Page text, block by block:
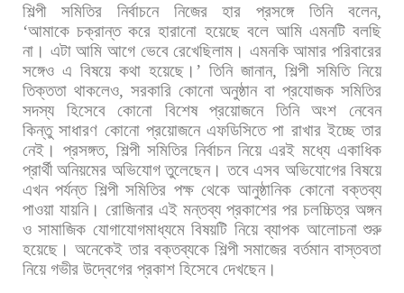
শিল্পী
সমিতির নির্বাচনে নিজের হার প্রসঙ্গে তিনি বলেন,
‘আমাকে চক্রান্ত করে হারানো হয়েছে বলে আমি এমনটি বলছি
না। এটা আমি আগে ভেবে রেখেছিলাম। এমনকি আমার পরিবারের
সঙ্গেও এ বিষয়ে কথা হয়েছে। ’ তিনি জানান, শিল্পী সমিতি নিয়ে
তিক্ততা থাকলেও, সরকারি কোনো অনুষ্ঠান বা প্রযোজক সমিতির
সদস্য
হিসেবে কোনো বিশেষ প্রয়োজনে তিনি অংশ
নেবেন
কিন্তু সাধারণ কোনো প্রয়োজনে এফডিসিতে পা রাখার ইচ্ছে তার
নেই। প্রসঙ্গত, শিল্পী সমিতির নির্বাচন নিয়ে এরই মধ্যে একাধিক
প্রার্থী অনিয়মের অভিযোগ তুলেছেন। তবে এসব অভিযোগের বিষয়ে
এখন পর্যন্ত শিল্পী সমিতির পক্ষ থেকে আনুষ্ঠানিক কোনো বক্তব্য
পাওয়া যায়নি। রোজিনার এই মন্তব্য প্রকাশের পর চলচ্চিত্র অঙ্গন
ও সামাজিক যোগাযোগমাধ্যমে বিষয়টি নিয়ে ব্যাপক আলোচনা শুরু
হয়েছে। অনেকেই তার বক্তব্যকে শিল্পী সমাজের বর্তমান বাস্তবতা
নিয়ে গভীর উদ্বেগের প্রকাশ হিসেবে দেখছেন।